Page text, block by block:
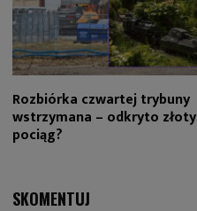
Rozbiórka czwartej trybuny
wstrzymana – odkryto złoty
pociąg?
SKOMENTUJ